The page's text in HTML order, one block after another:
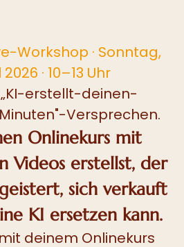
Workshop · Sonntag,
· 10–13 Uhr
erstellt-deinen-
Versprechen.
Onlinekurs mit
Videos erstellst, der
sich verkauft
KI ersetzen kann.
deinem Onlinekurs